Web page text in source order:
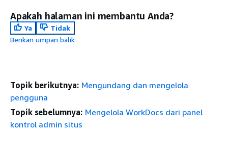
Apakah halaman ini membantu Anda?
Ya
Tidak
Berikan umpan balik
Topik berikutnya: Mengundang dan mengelola
pengguna
Topik sebelumnya: Mengelola WorkDocs dari panel
kontrol admin situs